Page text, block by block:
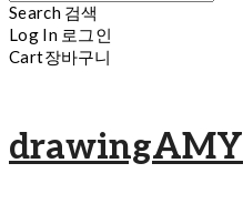
Search 검색
Log In 로그인
Cart장바구니
drawingAMY